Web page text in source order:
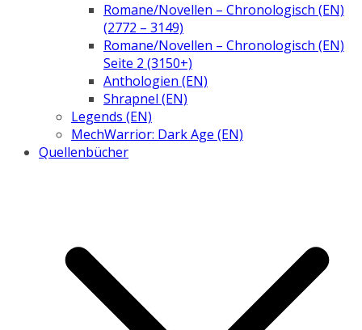
Romane/Novellen – Chronologisch (EN)
(2772 – 3149)
Romane/Novellen – Chronologisch (EN)
Seite 2 (3150+)
Anthologien (EN)
Shrapnel (EN)
Legends (EN)
MechWarrior: Dark Age (EN)
Quellenbücher